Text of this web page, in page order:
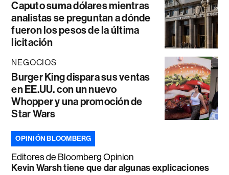
Caputo suma dólares mientras
analistas se preguntan a dónde
fueron los pesos de la última
licitación
NEGOCIOS
Burger King dispara sus ventas
en EE.UU. con un nuevo
Whopper y una promoción de
Star Wars
OPINIÓN BLOOMBERG
Editores de Bloomberg Opinion
Kevin Warsh tiene que dar algunas explicaciones